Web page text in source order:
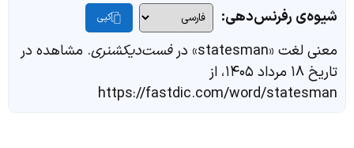
شیوه‌ی رفرنس‌دهی: کپی
معنی لغت «statesman» در فست‌دیکشنری. مشاهده در
تاریخ ۱۸ مرداد ۱۴۰۵، از
https://fastdic.com/word/statesman